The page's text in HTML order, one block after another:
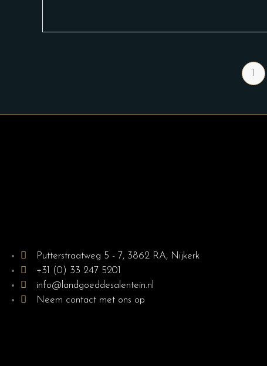
Putterstraatweg 5 - 7, 3862 RA, Nijkerk
+31 (0) 33 247 5201
info@landgoeddesalentein.nl
Neem contact met ons op